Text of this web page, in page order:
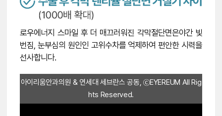
로우에너지 스마일 후 더 매끄러워진 각막절단면은야간 빛
번짐, 눈부심의 원인인 고위수차를 억제하여 편안한 시력을
선사합니다.
아이리움안과의원 & 연세대 세브란스 공동, ⓒEYEREUM All Rig
hts Reserved.